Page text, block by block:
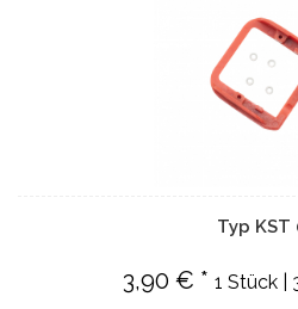
Typ KST
3,90 € * 1 Stück